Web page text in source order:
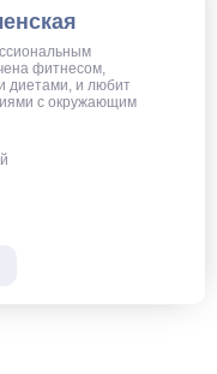
фитнесом,
диетами, и любит
с окружающим